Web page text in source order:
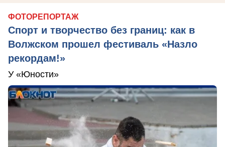
ФОТОРЕПОРТАЖ
Спорт и творчество без границ: как в
Волжском прошел фестиваль «Назло
рекордам!»
У «Юности»